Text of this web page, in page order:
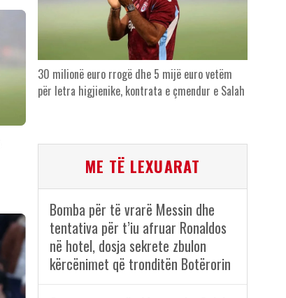
30 milionë euro rrogë dhe 5 mijë euro vetëm
për letra higjienike, kontrata e çmendur e Salah
ME TË LEXUARAT
Bomba për të vrarë Messin dhe
tentativa për t’iu afruar Ronaldos
në hotel, dosja sekrete zbulon
kërcënimet që tronditën Botërorin